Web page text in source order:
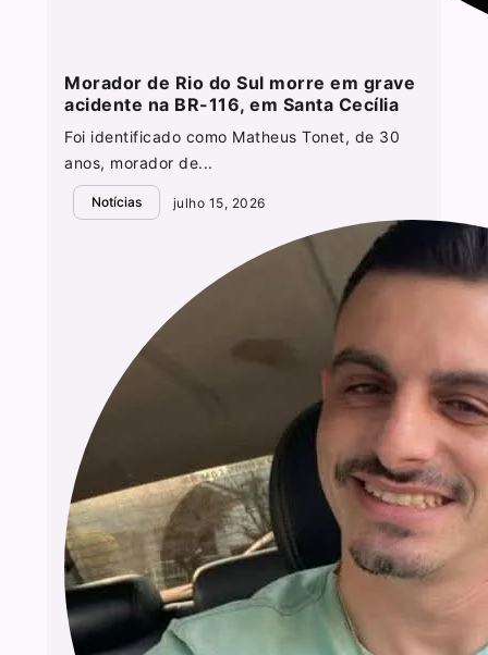
Morador de Rio do Sul morre em grave
acidente na BR-116, em Santa Cecília
Foi identificado como Matheus Tonet, de 30
anos, morador de...
Notícias julho 15, 2026